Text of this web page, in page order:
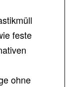
feste
ohne